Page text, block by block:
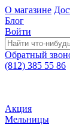
О магазине
Блог
Войти
Обратный
(812) 385 55 86
Акция
Мельницы